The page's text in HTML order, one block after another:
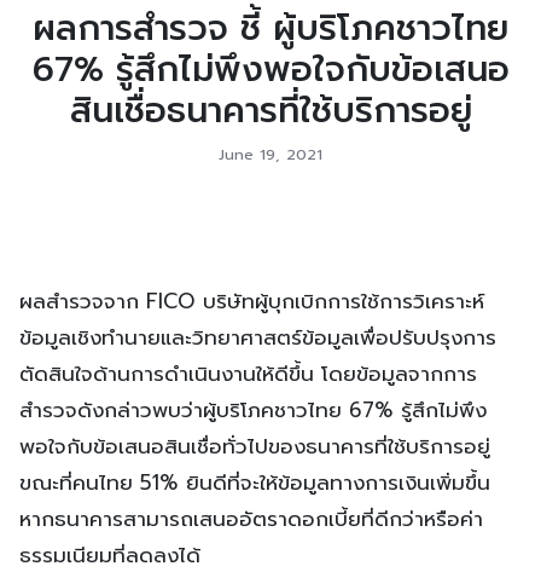
ผลการสำรวจ ชี้ ผู้บริโภคชาวไทย
67% รู้สึกไม่พึงพอใจกับข้อเสนอ
สินเชื่อธนาคารที่ใช้บริการอยู่
June 19, 2021
ผลสำรวจจาก FICO บริษัทผู้บุกเบิกการใช้การวิเคราะห์
ข้อมูลเชิงทำนายและวิทยาศาสตร์ข้อมูลเพื่อปรับปรุงการ
ตัดสินใจด้านการดำเนินงานให้ดีขึ้น โดยข้อมูลจากการ
สำรวจดังกล่าวพบว่าผู้บริโภคชาวไทย 67% รู้สึกไม่พึง
พอใจกับข้อเสนอสินเชื่อทั่วไปของธนาคารที่ใช้บริการอยู่
ขณะที่คนไทย 51% ยินดีที่จะให้ข้อมูลทางการเงินเพิ่มขึ้น
หากธนาคารสามารถเสนออัตราดอกเบี้ยที่ดีกว่าหรือค่า
ธรรมเนียมที่ลดลงได้